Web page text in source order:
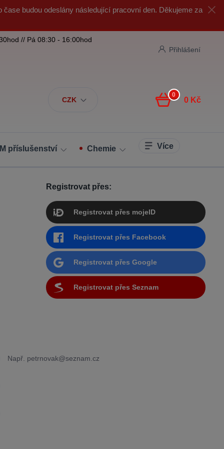
budou odeslány následující pracovní den. Děkujeme za
CZK
Přihlášení
// Pá 08:30 - 16:00hod
0
0 Kč
příslušenství Chemie Více
Registrovat přes:
Registrovat přes mojeID
Registrovat přes Facebook
Registrovat přes Google
Registrovat přes Seznam
Např. petrnovak@seznam.cz